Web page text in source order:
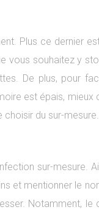
Plus ce dernier
vous souhaitez y
De plus, pour
est épais,
choisir du sur-mesure.
sur-mesure.
et mentionner le
Notamment,